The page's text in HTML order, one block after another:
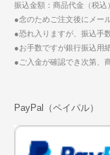
振込金額：商品代金（税込
●念のためご注文後にメー
●恐れ入りますが、振込手
●お手数ですが銀行振込用
●ご入金が確認でき次第、
PayPal（ペイパル）